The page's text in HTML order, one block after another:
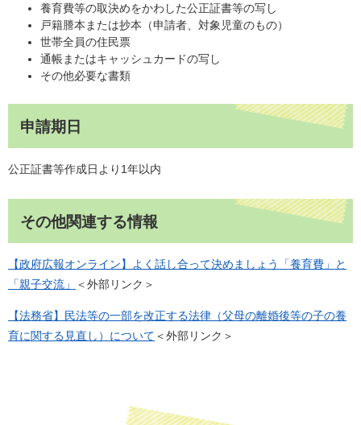
養育費等の取決めをかわした公正証書等の写し
戸籍謄本または抄本（申請者、対象児童のもの）
世帯全員の住民票
通帳またはキャッシュカードの写し
その他必要な書類
申請期日
公正証書等作成日より1年以内
その他関連する情報
【政府広報オンライン】よく話し合って決めましょう「養育費」と
「親子交流」
＜外部リンク＞
【法務省】民法等の一部を改正する法律（父母の離婚後等の子の養
育に関する見直し）について ＜外部リンク＞